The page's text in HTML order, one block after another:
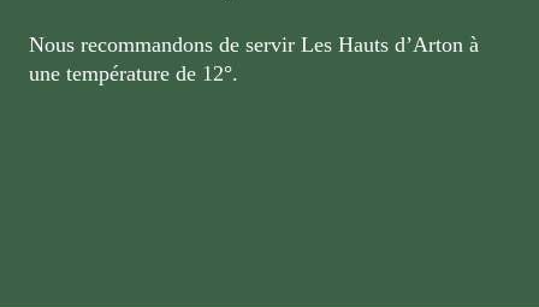
Nous recommandons de servir Les Hauts d’Arton à
une température de 12°.